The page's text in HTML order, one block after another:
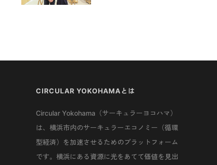
CIRCULAR YOKOHAMAとは
Circular Yokohama（サーキュラーヨコハマ）
は、横浜市内のサーキュラーエコノミー（循環
型経済）を加速させるためのプラットフォーム
です。横浜にある資源に光をあてて価値を見出